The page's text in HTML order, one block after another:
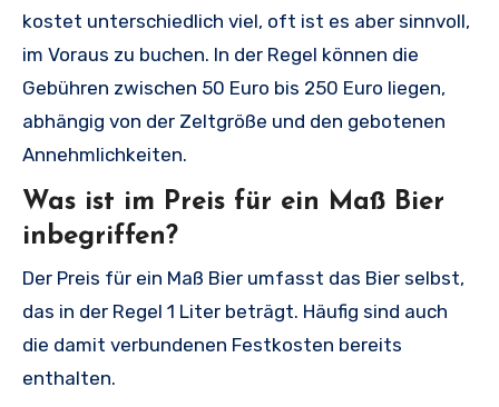
kostet unterschiedlich viel, oft ist es aber sinnvoll,
im Voraus zu buchen. In der Regel können die
Gebühren zwischen 50 Euro bis 250 Euro liegen,
abhängig von der Zeltgröße und den gebotenen
Annehmlichkeiten.
Was ist im Preis für ein Maß Bier
inbegriffen?
Der Preis für ein Maß Bier umfasst das Bier selbst,
das in der Regel 1 Liter beträgt. Häufig sind auch
die damit verbundenen Festkosten bereits
enthalten.